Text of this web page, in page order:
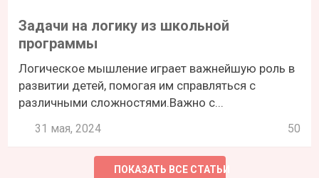
Задачи на логику из школьной
программы
Логическое мышление играет важнейшую роль в
развитии детей, помогая им справляться с
различными сложностями.Важно с...
31 мая, 2024 50
ПОКАЗАТЬ ВСЕ СТАТЬИ